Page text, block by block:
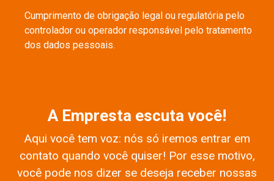
Cumprimento de obrigação legal ou regulatória pelo
controlador ou operador responsável pelo tratamento
dos dados pessoais.
A Empresta escuta você!
Aqui você tem voz: nós só iremos entrar em
contato quando você quiser! Por esse motivo,
você pode nos dizer se deseja receber nossas